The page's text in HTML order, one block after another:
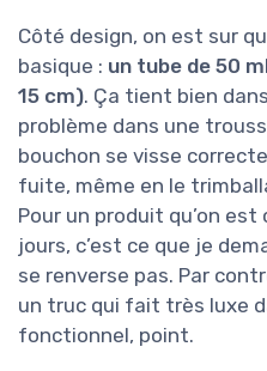
Côté design, on est sur
basique : un tube de 50
15 cm). Ça tient bien
problème dans une
bouchon se visse
fuite, même en le
Pour un produit qu’on
jours, c’est ce que je
se renverse pas. Par
un truc qui fait très luxe
fonctionnel, point.